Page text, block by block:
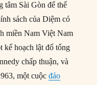
tâm Sài Gòn để thể
sách của Diệm có
miền Nam Việt Nam
kế hoạch lật đổ tổng
chấp thuận, và
một cuộcđảo